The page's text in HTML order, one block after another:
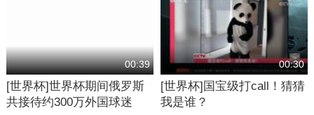
00:39
[世界杯]世界杯期间俄罗斯
共接待约300万外国球迷
00:30
[世界杯]国宝级打call！猜猜
我是谁？